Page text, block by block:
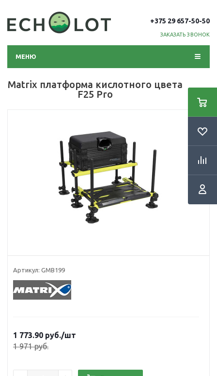
+375 29 657-50-50
ЗАКАЗАТЬ ЗВОНОК
МЕНЮ
Matrix платформа кислотного цвета
F25 Pro
Артикул: GMB199
1 773.90 руб./шт
1 971руб.